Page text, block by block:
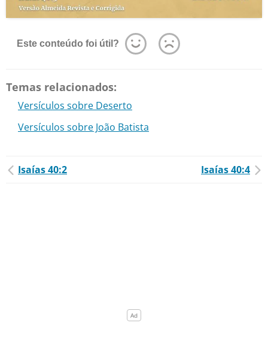
Este conteúdo foi útil?
Temas relacionados:
Versículos sobre Deserto
Versículos sobre João Batista
Isaías 40:2 Isaías 40:4